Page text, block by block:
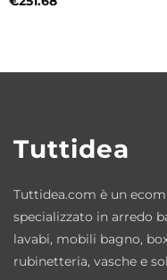
Collezione:
Lavabi Colavene</
per completare i
Lavabi. Perfetto
di ottimizzare lo
un’estetica
Tuttidea
Tuttidea.com è un
specializzato in arredo
lavabi, mobili bagno,
rubinetteria, vasche e